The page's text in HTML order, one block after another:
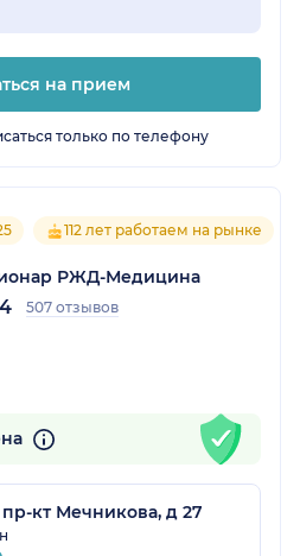
на прием
только по телефону
112 лет работаем на рынке
РЖД-Медицина
507 отзывов
пр-кт Мечникова, д 27